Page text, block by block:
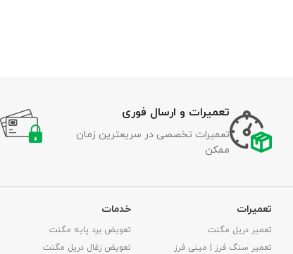
تعمیرات و ارسال فوری
تعمیرات تخصصی در سریعترین زمان
ممکن
تعمیرات
تعمیر دریل مگنت
تعمیر سنگ فرز | مینی فرز
خدمات
تعویض برد پایه مگنت
تعویض زغال دریل مگنت